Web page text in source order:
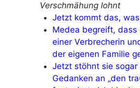
Verschmähung lohnt
Jetzt kommt das,
Medea begreift, dass
einer Verbrecherin
der eigenen Familie
Jetzt stöhnt sie sogar
Gedanken an „den